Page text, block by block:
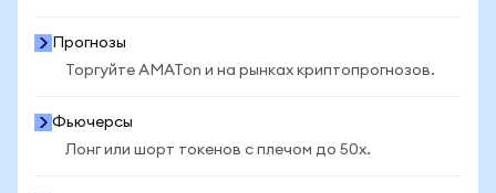
Прогнозы
Торгуйте AMATon и на рынках криптопрогнозов.
Фьючерсы
Лонг или шорт токенов с плечом до 50x.